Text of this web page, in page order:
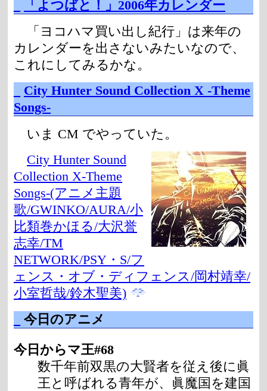
「よつばと！」2006年カレンダー
「ヨコハマ買い出し紀行」は来年の
カレンダーを出さないみたいなので、
これにしてみるかな。
City Hunter Sound Collection X -Theme
Songs-
いま CM でやっていた。
City Hunter Sound
Collection X-Theme
Songs-(アニメ主題
歌/GWINKO/AURA/小
比類巻かほる/大沢誉
志幸/TM
NETWORK/PSY・S/フ
ェンス・オブ・ディフェンス/岡村靖幸/
小室哲哉/鈴木聖美)
今日のアニメ
今日からマ王#68
数千年前双黒の大賢者を従え後に眞
王と呼ばれる青年が、眞魔国を建国